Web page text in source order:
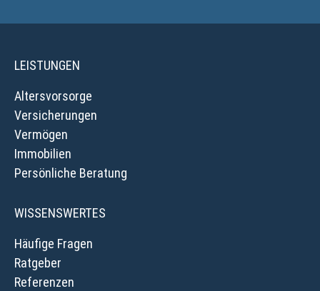
LEISTUNGEN
Altersvorsorge
Versicherungen
Vermögen
Immobilien
Persönliche Beratung
WISSENSWERTES
Häufige Fragen
Ratgeber
Referenzen